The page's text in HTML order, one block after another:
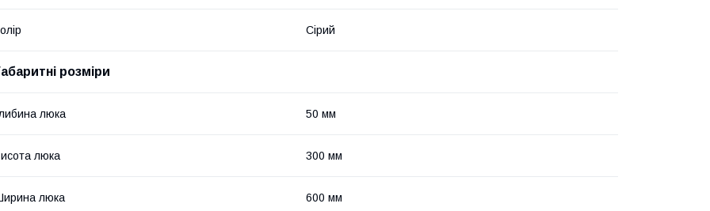
Сірий
розміри
люка 50 мм
люка 300 мм
люка 600 мм